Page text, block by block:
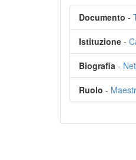
Documento -
Istituzione -
Biografia -
Ruolo -